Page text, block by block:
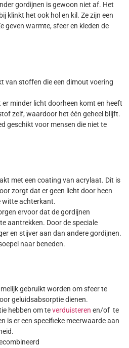
gordijnen is gewoon niet af. Het
klinkt het ook hol en kil. Ze zijn een
geven warmte, sfeer en kleden de
van stoffen die een dimout voering
minder licht doorheen komt en heeft
zelf, waardoor het één geheel blijft.
geschikt voor mensen die niet te
met een coating van acrylaat. Dit is
zorgt dat er geen licht door heen
witte achterkant.
ervoor dat de gordijnen
aantrekken. Door de speciale
en stijver aan dan andere gordijnen.
naar beneden.
gebruikt worden om sfeer te
geluidsabsorptie dienen.
hebben om teverduisteren en/of te
is er een specifieke meerwaarde aan